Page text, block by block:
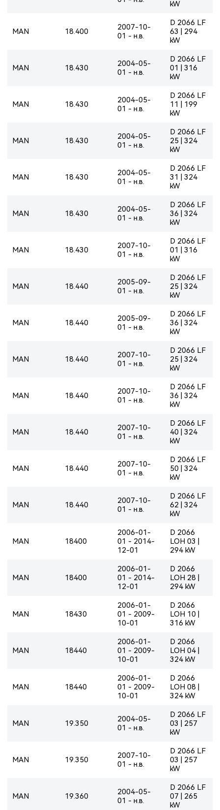
kW
MAN 18.400
2007-10-
01 - н.в.
D 2066 LF
63 | 294
kW
MAN 18.430
2004-05-
01 - н.в.
D 2066 LF
01 | 316
kW
MAN 18.430
2004-05-
01 - н.в.
D 2066 LF
11 | 199
kW
MAN 18.430
2004-05-
01 - н.в.
D 2066 LF
25 | 324
kW
MAN 18.430
2004-05-
01 - н.в.
D 2066 LF
31 | 324
kW
MAN 18.430
2004-05-
01 - н.в.
D 2066 LF
36 | 324
kW
MAN 18.430
2007-10-
01 - н.в.
D 2066 LF
01 | 316
kW
MAN 18.440
2005-09-
01 - н.в.
D 2066 LF
25 | 324
kW
MAN 18.440
2005-09-
01 - н.в.
D 2066 LF
36 | 324
kW
MAN 18.440
2007-10-
01 - н.в.
D 2066 LF
25 | 324
kW
MAN 18.440
2007-10-
01 - н.в.
D 2066 LF
36 | 324
kW
MAN 18.440
2007-10-
01 - н.в.
D 2066 LF
40 | 324
kW
MAN 18.440
2007-10-
01 - н.в.
D 2066 LF
50 | 324
kW
MAN 18.440
2007-10-
01 - н.в.
D 2066 LF
62 | 324
kW
MAN 18400
2006-01-
01 - 2014-
12-01
D 2066
LOH 03 |
294 kW
MAN 18400
2006-01-
01 - 2014-
12-01
D 2066
LOH 28 |
294 kW
MAN 18430
2006-01-
01 - 2009-
10-01
D 2066
LOH 10 |
316 kW
MAN 18440
2006-01-
01 - 2009-
10-01
D 2066
LOH 04 |
324 kW
MAN 18440
2006-01-
01 - 2009-
10-01
D 2066
LOH 08 |
324 kW
MAN 19.350
2004-05-
01 - н.в.
D 2066 LF
03 | 257
kW
MAN 19.350
2007-10-
01 - н.в.
D 2066 LF
03 | 257
kW
MAN 19.360
2004-05-
01 - н.в.
D 2066 LF
07 | 265
kW